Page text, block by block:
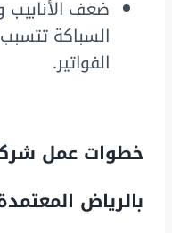
ضعف
السباكة
الفواتير.
خطوات عمل
بالرياض